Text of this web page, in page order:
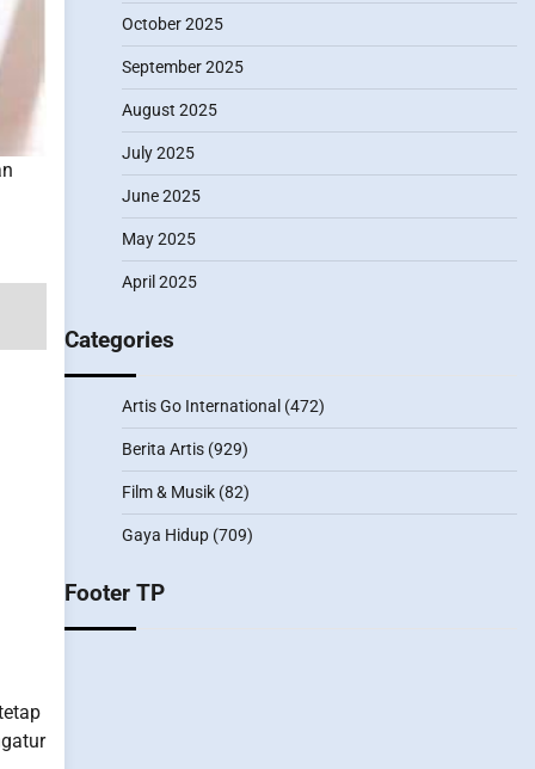
October 2025
September 2025
August 2025
July 2025
June 2025
May 2025
April 2025
Categories
Artis Go International (472)
Berita Artis(929)
Film & Musik(82)
Gaya Hidup(709)
Footer TP